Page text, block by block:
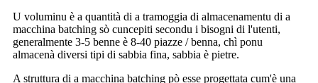
U voluminu è a quantità di a tramoggia di almacenamentu di a
macchina batching sò cuncepiti secondu i bisogni di l'utenti,
generalmente 3-5 benne è 8-40 piazze / benna, chì ponu
almacenà diversi tipi di sabbia fina, sabbia è pietre.
A struttura di a macchina batching pò esse progettata cum'è una